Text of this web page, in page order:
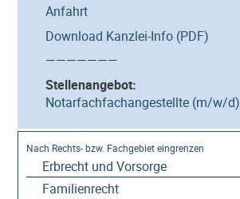
Anfahrt
Download Kanzlei-Info (PDF)
———————
Stellenangebot:
Notarfachfachangestellte (m/w/d)
Erbrecht und Vorsorge
Familienrecht